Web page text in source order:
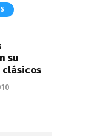
su
clásicos